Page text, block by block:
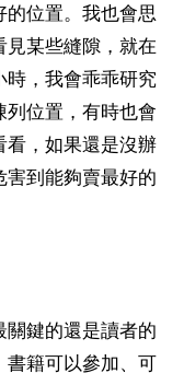
的位置。我也會思
見某些縫隙，就在
時，我會乖乖研究
列位置，有時也會
看，如果還是沒辦
害到能夠賣最好的
關鍵的還是讀者的
書籍可以參加、可